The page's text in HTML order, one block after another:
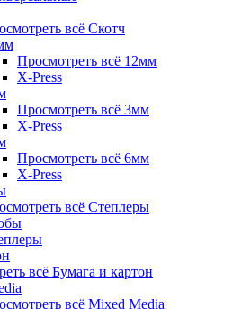
всё Скотч
Просмотреть всё 12мм
X-Press
Просмотреть всё 3мм
X-Press
Просмотреть всё 6мм
X-Press
всё Степлеры
всё Бумага и картон
всё Mixed Media